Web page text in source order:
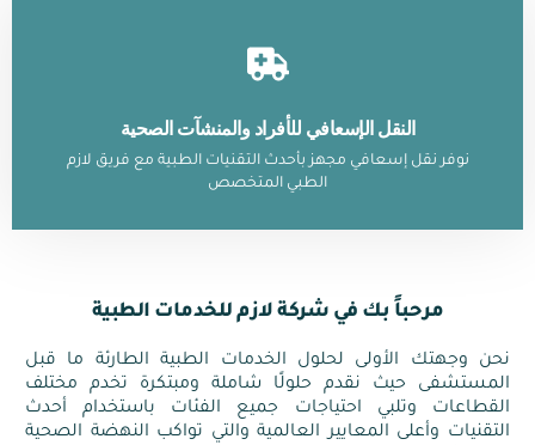
النقل الإسعافي للأفراد والمنشآت الصحية
نوفر نقل إسعافي مجهز بأحدث التقنيات الطبية مع فريق لازم
الطبي المتخصص
مرحباً بك في شركة لازم للخدمات الطبية
نحن وجهتك الأولى لحلول الخدمات الطبية الطارئة ما قبل
المستشفى حيث نقدم حلولًا شاملة ومبتكرة تخدم مختلف
القطاعات وتلبي احتياجات جميع الفئات باستخدام أحدث
التقنيات وأعلى المعايير العالمية والتي تواكب النهضة الصحية